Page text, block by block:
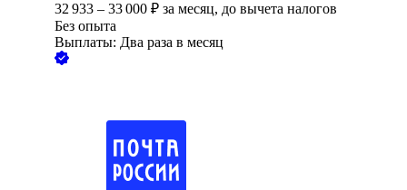
32 933 – 33 000 ₽ за месяц, до вычета налогов
Без опыта
Выплаты: Два раза в месяц